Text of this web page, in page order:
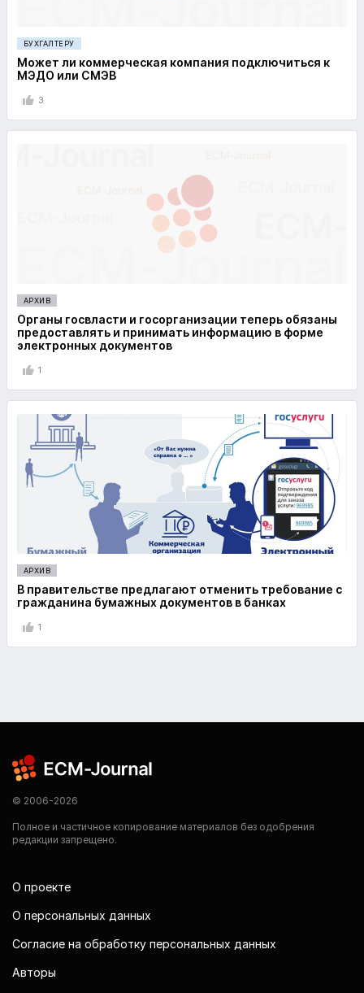
БУХГАЛТЕРУ
Может ли коммерческая компания подключиться к
МЭДО или СМЭВ
3
АРХИВ
Органы госвласти и госорганизации теперь обязаны
предоставлять и принимать информацию в форме
электронных документов
1
АРХИВ
В правительстве предлагают отменить требование с
гражданина бумажных документов в банках
1
© 2006-2026
Полное и частичное копирование материалов без одобрения
редакции запрещено.
О проекте
О персональных данных
Согласие на обработку персональных данных
Авторы